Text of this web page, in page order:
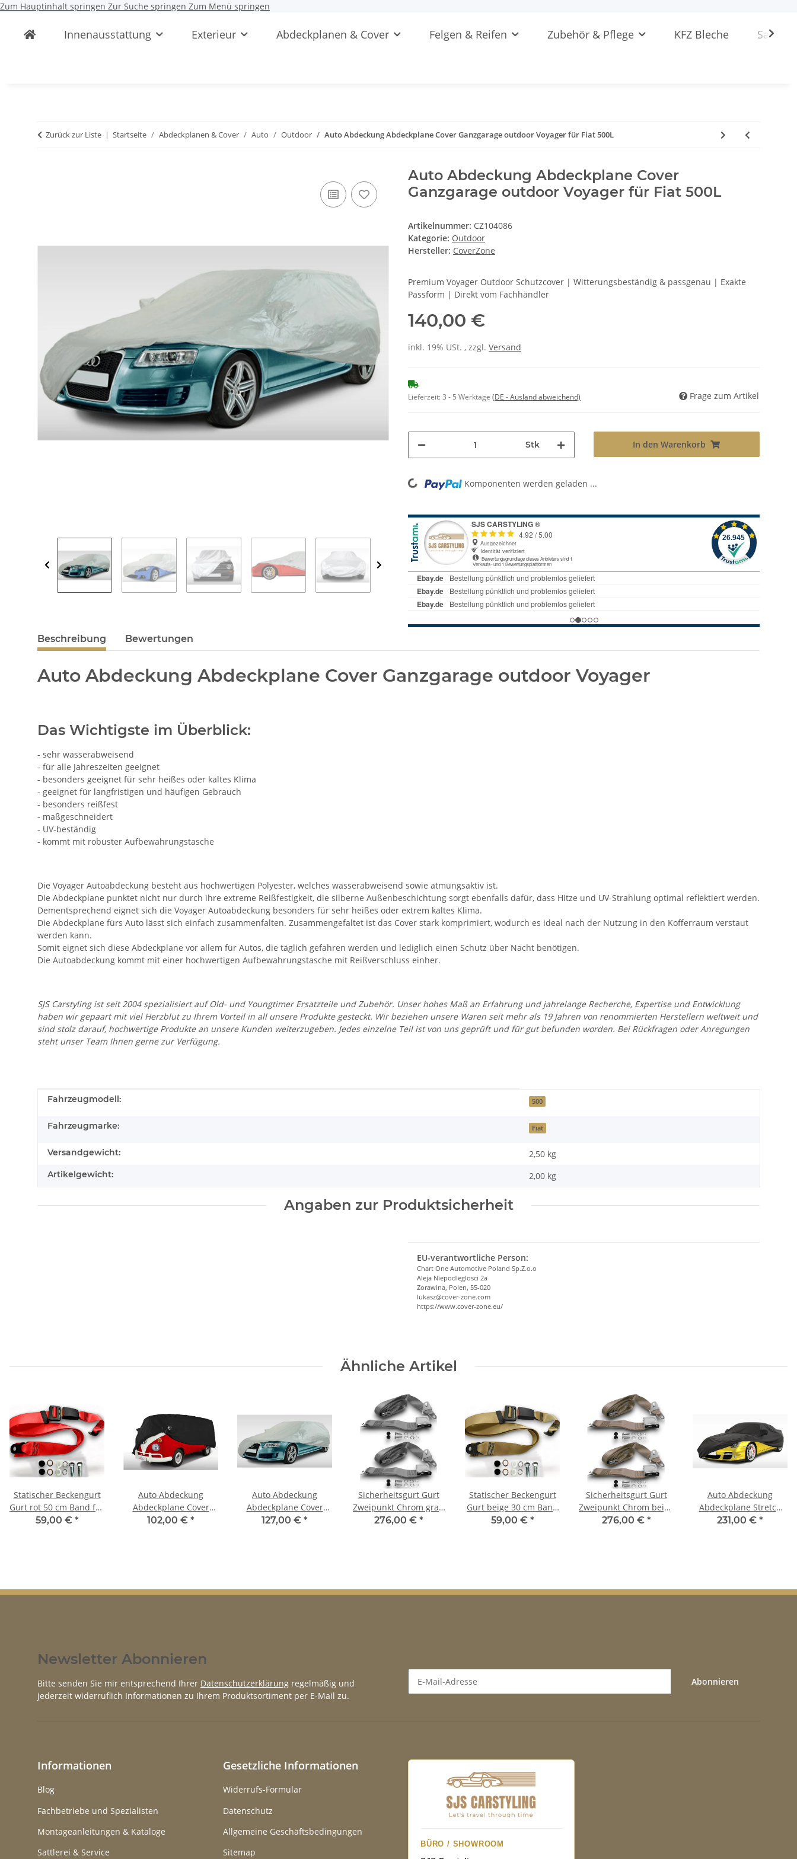
Zum Hauptinhalt springen Zur Suche springen Zum Menü springen
Innenausstattung Exterieur Abdeckplanen & Cover Felgen & Reifen Zubehör & Pflege KFZ Bleche
Zurück zur Liste Startseite Abdeckplanen & Cover Auto Outdoor Auto Abdeckung Abdeckplane Cover Ganzgarage outdoor Voyager für Fiat 500L
Auto Abdeckung Abdeckplane Cover
Ganzgarage outdoor Voyager für Fiat 500L
Artikelnummer: CZ104086
Kategorie: Outdoor
Hersteller: CoverZone
Premium Voyager Outdoor Schutzcover | Witterungsbeständig & passgenau | Exakte
Passform | Direkt vom Fachhändler
140,00 €
inkl. 19% USt. , zzgl. Versand
Lieferzeit:3 - 5 Werktage (DE - Ausland abweichend) Frage zum Artikel
Stk In den Warenkorb
Loading... Komponenten werden geladen ...
Beschreibung Bewertungen
Auto Abdeckung Abdeckplane Cover Ganzgarage outdoor Voyager
Das Wichtigste im Überblick:
- sehr wasserabweisend
- für alle Jahreszeiten geeignet
- besonders geeignet für sehr heißes oder kaltes Klima
- geeignet für langfristigen und häufigen Gebrauch
- besonders reißfest
- maßgeschneidert
- UV-beständig
- kommt mit robuster Aufbewahrungstasche
Die Voyager Autoabdeckung besteht aus hochwertigen Polyester, welches wasserabweisend sowie atmungsaktiv ist.
Die Abdeckplane punktet nicht nur durch ihre extreme Reißfestigkeit, die silberne Außenbeschichtung sorgt ebenfalls dafür, dass Hitze und UV-Strahlung optimal reflektiert werden.
Dementsprechend eignet sich die Voyager Autoabdeckung besonders für sehr heißes oder extrem kaltes Klima.
Die Abdeckplane fürs Auto lässt sich einfach zusammenfalten. Zusammengefaltet ist das Cover stark komprimiert, wodurch es ideal nach der Nutzung in den Kofferraum verstaut
werden kann.
Somit eignet sich diese Abdeckplane vor allem für Autos, die täglich gefahren werden und lediglich einen Schutz über Nacht benötigen.
Die Autoabdeckung kommt mit einer hochwertigen Aufbewahrungstasche mit Reißverschluss einher.
SJS Carstyling ist seit 2004 spezialisiert auf Old- und Youngtimer Ersatzteile und Zubehör. Unser hohes Maß an Erfahrung und jahrelange Recherche, Expertise und Entwicklung
haben wir gepaart mit viel Herzblut zu Ihrem Vorteil in all unsere Produkte gesteckt. Wir beziehen unsere Waren seit mehr als 19 Jahren von renommierten Herstellern weltweit und
sind stolz darauf, hochwertige Produkte an unsere Kunden weiterzugeben. Jedes einzelne Teil ist von uns geprüft und für gut befunden worden. Bei Rückfragen oder Anregungen
steht unser Team Ihnen gerne zur Verfügung.
Produkteigenschaft
Wert
Fahrzeugmodell: 500
Fahrzeugmarke: Fiat
Versandgewicht: 2,50 kg
Artikelgewicht: 2,00 kg
Angaben zur Produktsicherheit
EU-verantwortliche Person:
Chart One Automotive Poland Sp.Z.o.o
Aleja Niepodleglosci 2a
Zorawina, Polen, 55-020
lukasz@cover-zone.com
https://www.cover-zone.eu/
Ähnliche Artikel
Statischer Beckengurt
Gurt rot 50 cm Band für
Fiat 500
59,00 € *
Auto Abdeckung
Abdeckplane Cover
Ganzgarage indoor
102,00 € *
Auto Abdeckung
Abdeckplane Cover
Ganzgarage outdoor
127,00 € *
Sicherheitsgurt Gurt
Zweipunkt Chrom grau
für Fiat 500 Set
276,00 € *
Statischer Beckengurt
Gurt beige 30 cm Band
für Fiat 500
59,00 € *
Sicherheitsgurt Gurt
Zweipunkt Chrom beige
für Fiat 500 Set
276,00 € *
Auto Abdeckung
Abdeckplane Stretch
Cover Ganzgarage
231,00 € *
Newsletter Abonnieren
Bitte senden Sie mir entsprechend Ihrer Datenschutzerklärung regelmäßig und
jederzeit widerruflich Informationen zu Ihrem Produktsortiment per E-Mail zu.
Abonnieren
Informationen
Blog
Fachbetriebe und Spezialisten
Montageanleitungen & Kataloge
Sattlerei & Service
Gesetzliche Informationen
Widerrufs-Formular
Datenschutz
Allgemeine Geschäftsbedingungen
Sitemap
BÜRO / SHOWROOM